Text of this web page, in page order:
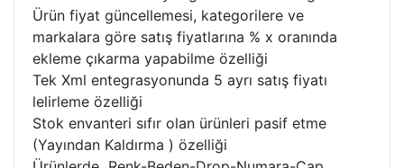
Ürün fiyat güncellemesi, kategorilere ve
markalara göre satış fiyatlarına % x oranında
ekleme çıkarma yapabilme özelliği
Tek Xml entegrasyonunda 5 ayrı satış fiyatı
lelirleme özelliği
Stok envanteri sıfır olan ürünleri pasif etme
(Yayından Kaldırma ) özelliği